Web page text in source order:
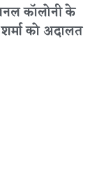
कॉलोनी के
को अदालत